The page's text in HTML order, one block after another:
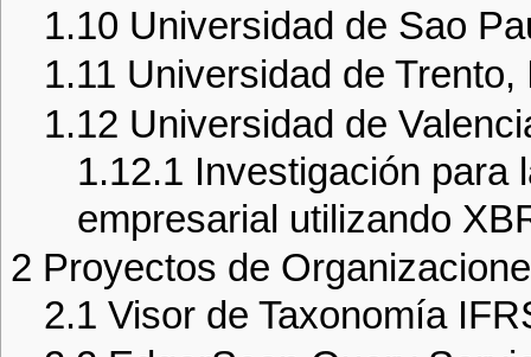
1.10 Universidad de Sao
1.11 Universidad de Trento,
1.12 Universidad de
1.12.1 Investigación para
empresarial utilizando
2 Proyectos de
2.1 Visor de Taxonomía